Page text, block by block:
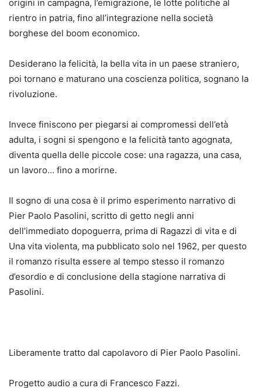
origini in campagna, l’emigrazione, le lotte politiche al
rientro in patria, fino all’integrazione nella società
borghese del boom economico.
Desiderano la felicità, la bella vita in un paese straniero,
poi tornano e maturano una coscienza politica, sognano la
rivoluzione.
Invece finiscono per piegarsi ai compromessi dell’età
adulta, i sogni si spengono e la felicità tanto agognata,
diventa quella delle piccole cose: una ragazza, una casa,
un lavoro… fino a morirne.
Il sogno di una cosa è il primo esperimento narrativo di
Pier Paolo Pasolini, scritto di getto negli anni
dell’immediato dopoguerra, prima di Ragazzi di vita e di
Una vita violenta, ma pubblicato solo nel 1962, per questo
il romanzo risulta essere al tempo stesso il romanzo
d’esordio e di conclusione della stagione narrativa di
Pasolini.
Liberamente tratto dal capolavoro di Pier Paolo Pasolini.
Progetto audio a cura di Francesco Fazzi.